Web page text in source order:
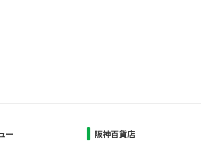
ー 阪神百貨店